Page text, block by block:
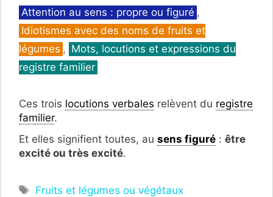
Catégories
Attention au sens : propre ou figuré ,
Idiotismes avec des noms de fruits et
légumes , Mots, locutions et expressions du
registre familier
Ces trois locutions verbales relèvent du registre
familier.
Et elles signifient toutes, au sens figuré : être
excité ou très excité.
Étiquettes
Fruits et légumes ou végétaux